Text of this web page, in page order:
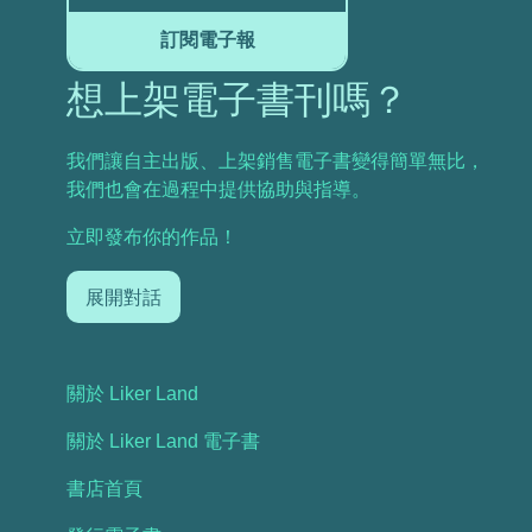
想上架電子書刊嗎？
我們讓自主出版、上架銷售電子書變得簡單無比，
我們也會在過程中提供協助與指導。
立即發布你的作品！
展開對話
關於 Liker Land
關於 Liker Land 電子書
書店首頁
訂閱電子報